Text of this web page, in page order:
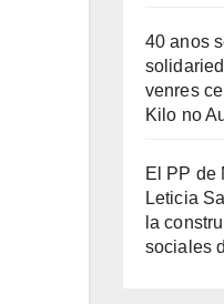
40 anos
venres
Kilo no
El PP de
Leticia
la
sociales